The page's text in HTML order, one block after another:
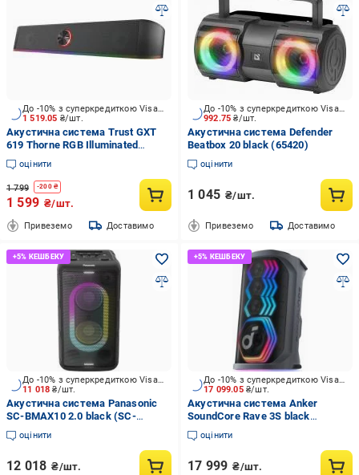
1 519.05 ₴/шт.
До -10% з суперкредиткою Visa Вигода
Акустична система Trust GXT
619 Thorne RGB Illuminated
Soundbar 1.0 black (24007)
оцінити
1 799 -200₴
1 599 ₴/шт.
Привеземо Доставимо
992.75₴/шт.
До -10% з суперкредиткою Visa Вигода
Акустична система Defender
Beatbox 20 black (65420)
оцінити
1 045 ₴/шт.
Привеземо Доставимо
11 018₴/шт.
До -10% з суперкредиткою Visa Вигода
Акустична система Panasonic
SC-BMAX10 2.0 black (SC-
BMAX10WWK)
оцінити
12 018 ₴/шт.
17 099.05 ₴/шт.
До -10% з суперкредиткою Visa Вигода
Акустична система Anker
SoundСore Rave 3S black
(A31A3012)
оцінити
17 999 ₴/шт.